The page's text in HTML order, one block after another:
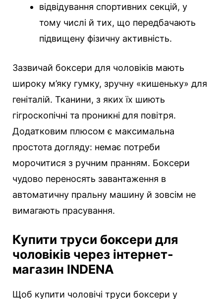
відвідування спортивних секцій, у
тому числі й тих, що передбачають
підвищену фізичну активність.
Зазвичай боксери для чоловіків мають
широку м’яку гумку, зручну «кишеньку» для
геніталій. Тканини, з яких їх шиють
гігроскопічні та проникні для повітря.
Додатковим плюсом є максимальна
простота догляду: немає потреби
морочитися з ручним пранням. Боксери
чудово переносять завантаження в
автоматичну пральну машину й зовсім не
вимагають прасування.
Купити труси боксери для
чоловіків через інтернет-
магазин INDENA
Щоб купити чоловічі труси боксери у